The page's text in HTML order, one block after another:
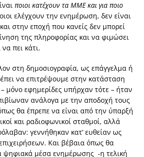
ποιοι κατέχουν τα ΜΜΕ και για ποιο
ελέγχουν την ενημέρωση, δεν είναι
στην εποχή που κανείς δεν μπορεί
της πληροφορίας και να φιμώσει
πει κάτι.
στη δημοσιογραφία, ως επάγγελμα ή
να επιτρέψουμε στην κατάσταση
μόνο εφημερίδες υπήρχαν τότε – ήταν
ανάλογα με την αποδοχή τους
θα έπρεπε να είναι από την ύπαρξή
και ραδιοφωνικοί σταθμοί, αλλά
γεννήθηκαν κατ’ ευθείαν ως
Και βέβαια όπως θα
ψηφιακά μέσα ενημέρωσης -η τελική